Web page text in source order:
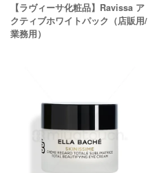
【ラヴィーサ化粧品】Ravissa ア
クティブホワイトパック（店販用/
業務用）